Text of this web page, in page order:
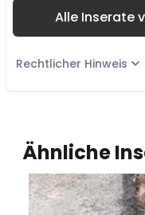
Alle Inserate
Rechtlicher Hinweis
Ähnliche